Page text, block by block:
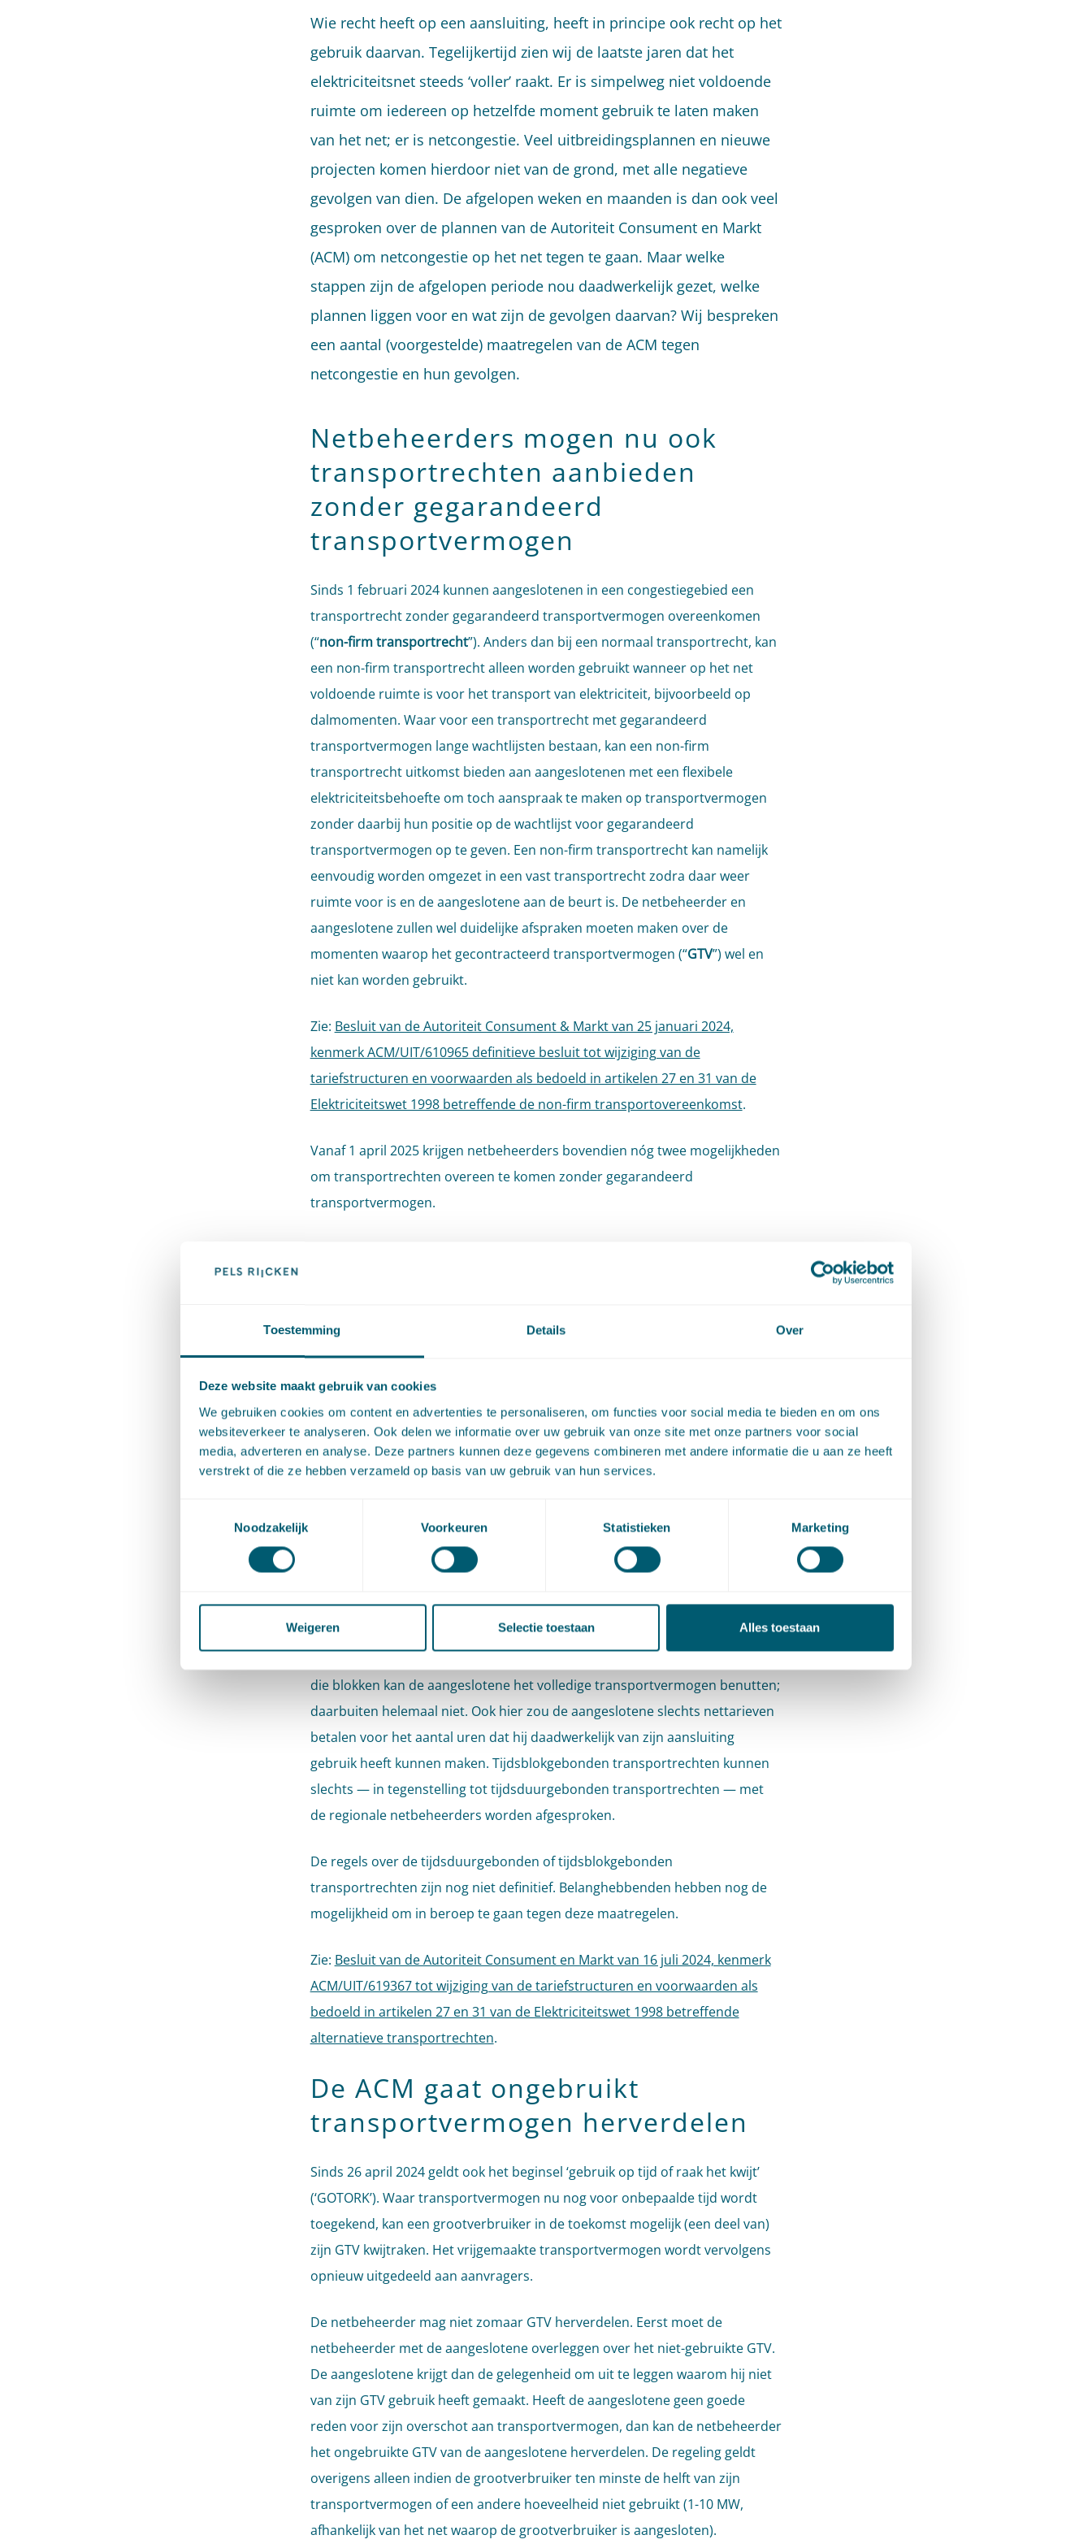
Toestemming Details Over
Deze website maakt gebruik van cookies
We gebruiken cookies om content en advertenties te personaliseren, om functies voor social media te bieden en om ons
websiteverkeer te analyseren. Ook delen we informatie over uw gebruik van onze site met onze partners voor social
media, adverteren en analyse. Deze partners kunnen deze gegevens combineren met andere informatie die u aan ze heeft
verstrekt of die ze hebben verzameld op basis van uw gebruik van hun services.
Noodzakelijk
Voorkeuren Statistieken Marketing
Weigeren Selectie toestaan Alles toestaan
Wie recht heeft op een aansluiting, heeft in principe ook recht op het
gebruik daarvan. Tegelijkertijd zien wij de laatste jaren dat het
elektriciteitsnet steeds ‘voller’ raakt. Er is simpelweg niet voldoende
ruimte om iedereen op hetzelfde moment gebruik te laten maken
van het net; er is netcongestie. Veel uitbreidingsplannen en nieuwe
projecten komen hierdoor niet van de grond, met alle negatieve
gevolgen van dien. De afgelopen weken en maanden is dan ook veel
gesproken over de plannen van de Autoriteit Consument en Markt
(ACM) om netcongestie op het net tegen te gaan. Maar welke
stappen zijn de afgelopen periode nou daadwerkelijk gezet, welke
plannen liggen voor en wat zijn de gevolgen daarvan? Wij bespreken
een aantal (voorgestelde) maatregelen van de ACM tegen
netcongestie en hun gevolgen.
Netbeheerders mogen nu ook
transportrechten aanbieden
zonder gegarandeerd
transportvermogen
Sinds 1 februari 2024 kunnen aangeslotenen in een congestiegebied een
transportrecht zonder gegarandeerd transportvermogen overeenkomen
(“non-firm transportrecht”). Anders dan bij een normaal transportrecht, kan
een non-firm transportrecht alleen worden gebruikt wanneer op het net
voldoende ruimte is voor het transport van elektriciteit, bijvoorbeeld op
dalmomenten. Waar voor een transportrecht met gegarandeerd
transportvermogen lange wachtlijsten bestaan, kan een non-firm
transportrecht uitkomst bieden aan aangeslotenen met een flexibele
elektriciteitsbehoefte om toch aanspraak te maken op transportvermogen
zonder daarbij hun positie op de wachtlijst voor gegarandeerd
transportvermogen op te geven. Een non-firm transportrecht kan namelijk
eenvoudig worden omgezet in een vast transportrecht zodra daar weer
ruimte voor is en de aangeslotene aan de beurt is. De netbeheerder en
aangeslotene zullen wel duidelijke afspraken moeten maken over de
momenten waarop het gecontracteerd transportvermogen (“GTV”) wel en
niet kan worden gebruikt.
Zie: Besluit van de Autoriteit Consument & Markt van 25 januari 2024,
kenmerk ACM/UIT/610965 definitieve besluit tot wijziging van de
tariefstructuren en voorwaarden als bedoeld in artikelen 27 en 31 van de
Elektriciteitswet 1998 betreffende de non-firm transportovereenkomst.
Vanaf 1 april 2025 krijgen netbeheerders bovendien nóg twee mogelijkheden
om transportrechten overeen te komen zonder gegarandeerd
transportvermogen.
daadwerkelijk ruimte voor is. De aangeslotene weet van tevoren niet
wanneer hij geen gebruik kan maken van zijn aansluiting; de netbeheerder
moet wel een dag van tevoren doorgeven wanneer de aangeslotene zijn
aansluiting een bepaalde periode niet kan gebruiken. Flexibiliteit is dus een
belangrijke randvoorwaarde voor het contracteren van een dergelijk
transportrecht. De aangeslotene zou dan slechts betalen voor het transport
gedurende de periodes waarin hij daadwerkelijk van zijn aansluiting gebruik
met TenneT mogen worden afgesproken.
volledige transportvermogen binnen vooraf afgesproken tijdsblokken
gebruiken. Deze blokken moeten overeenkomen met de dalmomenten op
die blokken kan de aangeslotene het volledige transportvermogen benutten;
daarbuiten helemaal niet. Ook hier zou de aangeslotene slechts nettarieven
betalen voor het aantal uren dat hij daadwerkelijk van zijn aansluiting
gebruik heeft kunnen maken. Tijdsblokgebonden transportrechten kunnen
slechts — in tegenstelling tot tijdsduurgebonden transportrechten — met
de regionale netbeheerders worden afgesproken.
De regels over de tijdsduurgebonden of tijdsblokgebonden
transportrechten zijn nog niet definitief. Belanghebbenden hebben nog de
mogelijkheid om in beroep te gaan tegen deze maatregelen.
Zie: Besluit van de Autoriteit Consument en Markt van 16 juli 2024, kenmerk
ACM/UIT/619367 tot wijziging van de tariefstructuren en voorwaarden als
bedoeld in artikelen 27 en 31 van de Elektriciteitswet 1998 betreffende
alternatieve transportrechten.
De ACM gaat ongebruikt
transportvermogen herverdelen
Sinds 26 april 2024 geldt ook het beginsel ‘gebruik op tijd of raak het kwijt’
(‘GOTORK’). Waar transportvermogen nu nog voor onbepaalde tijd wordt
toegekend, kan een grootverbruiker in de toekomst mogelijk (een deel van)
zijn GTV kwijtraken. Het vrijgemaakte transportvermogen wordt vervolgens
opnieuw uitgedeeld aan aanvragers.
De netbeheerder mag niet zomaar GTV herverdelen. Eerst moet de
netbeheerder met de aangeslotene overleggen over het niet-gebruikte GTV.
De aangeslotene krijgt dan de gelegenheid om uit te leggen waarom hij niet
van zijn GTV gebruik heeft gemaakt. Heeft de aangeslotene geen goede
reden voor zijn overschot aan transportvermogen, dan kan de netbeheerder
het ongebruikte GTV van de aangeslotene herverdelen. De regeling geldt
overigens alleen indien de grootverbruiker ten minste de helft van zijn
transportvermogen of een andere hoeveelheid niet gebruikt (1-10 MW,
afhankelijk van het net waarop de grootverbruiker is aangesloten).